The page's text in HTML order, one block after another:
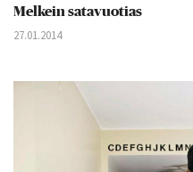
Melkein satavuotias
27.01.2014